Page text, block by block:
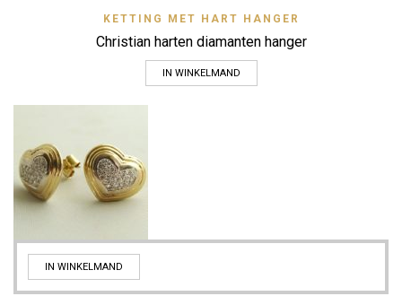
KETTING MET HART HANGER
Christian harten diamanten hanger
IN WINKELMAND
IN WINKELMAND